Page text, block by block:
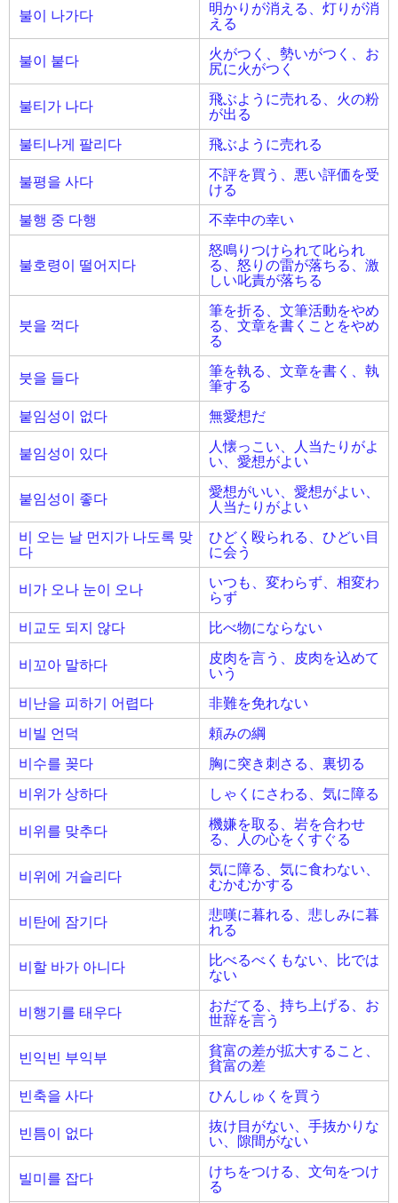
불이 나가다
明かりが消える、灯りが消
える
불이 붙다
火がつく、勢いがつく、お
尻に火がつく
불티가 나다
飛ぶように売れる、火の粉
が出る
불티나게 팔리다
飛ぶように売れる
불평을 사다
不評を買う、悪い評価を受
ける
불행 중 다행
不幸中の幸い
불호령이 떨어지다
怒鳴りつけられて叱られ
る、怒りの雷が落ちる、激
しい叱責が落ちる
붓을 꺽다
筆を折る、文筆活動をやめ
る、文章を書くことをやめ
る
붓을 들다
筆を執る、文章を書く、執
筆する
붙임성이 없다
無愛想だ
붙임성이 있다
人懐っこい、人当たりがよ
い、愛想がよい
붙임성이 좋다
愛想がいい、愛想がよい、
人当たりがよい
비 오는 날 먼지가 나도록 맞
다
ひどく殴られる、ひどい目
に会う
비가 오나 눈이 오나
いつも、変わらず、相変わ
らず
비교도 되지 않다
比べ物にならない
비꼬아 말하다
皮肉を言う、皮肉を込めて
いう
비난을 피하기 어렵다
非難を免れない
비빌 언덕
頼みの綱
비수를 꽂다
胸に突き刺さる、裏切る
비위가 상하다
しゃくにさわる、気に障る
비위를 맞추다
機嫌を取る、岩を合わせ
る、人の心をくすぐる
비위에 거슬리다
気に障る、気に食わない、
むかむかする
비탄에 잠기다
悲嘆に暮れる、悲しみに暮
れる
비할 바가 아니다
比べるべくもない、比では
ない
비행기를 태우다
おだてる、持ち上げる、お
世辞を言う
빈익빈 부익부
貧富の差が拡大すること、
貧富の差
빈축을 사다
ひんしゅくを買う
빈틈이 없다
抜け目がない、手抜かりな
い、隙間がない
빌미를 잡다
けちをつける、文句をつけ
る